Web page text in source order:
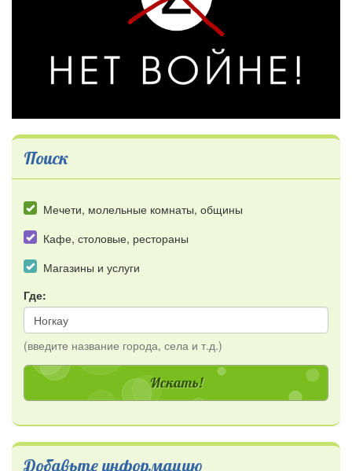
Поиск
Мечети, молельные комнаты, общины
Кафе, столовые, рестораны
Магазины и услуги
Где:
(введите название города, села и т.д.)
Добавьте информацию